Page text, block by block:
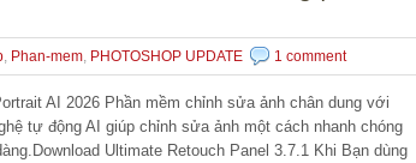
Phan-mem PHOTOSHOP UPDATE 1 comment
AI 2026 Phần mềm chỉnh sửa ảnh chân dung với
tự động AI giúp chỉnh sửa ảnh một cách nhanh chóng
Ultimate Retouch Panel 3.7.1 Khi Bạn dùng